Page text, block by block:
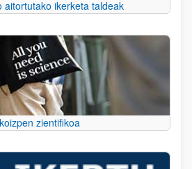
aitortutako ikerketa taldeak
zientifikoa